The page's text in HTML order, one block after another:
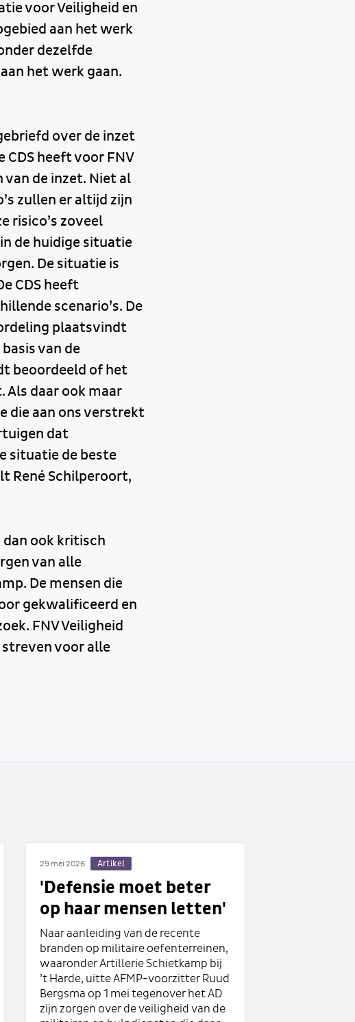
voor Veiligheid en
aan het werk
dezelfde
het werk gaan.
over de inzet
CDS heeft voor FNV
van de inzet. Niet al
zullen er altijd zijn
risico’s zoveel
de huidige situatie
De situatie is
CDS heeft
scenario’s. De
plaatsvindt
van de
beoordeeld of het
Als daar ook maar
die aan ons verstrekt
dat
situatie de beste
René Schilperoort,
dan ook kritisch
van alle
De mensen die
gekwalificeerd en
FNV Veiligheid
voor alle
29 mei 2026 Artikel
'Defensie moet beter
op haar mensen letten'
Naar aanleiding van de recente
branden op militaire oefenterreinen,
waaronder Artillerie Schietkamp bij
’t Harde, uitte AFMP-voorzitter Ruud
Bergsma op 1 mei tegenover het AD
zijn zorgen over de veiligheid van de